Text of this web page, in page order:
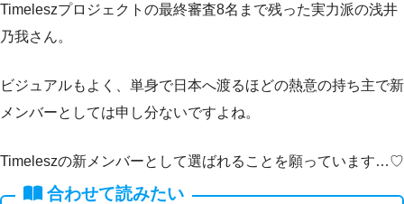
Timeleszプロジェクトの最終審査8名まで残った実力派の浅井
乃我さん。
ビジュアルもよく、単身で日本へ渡るほどの熱意の持ち主で新
メンバーとしては申し分ないですよね。
Timeleszの新メンバーとして選ばれることを願っています…♡
合わせて読みたい